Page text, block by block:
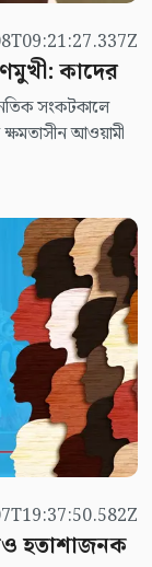
কাদের
সংকটকালে
আওয়ামী
হতাশাজনক